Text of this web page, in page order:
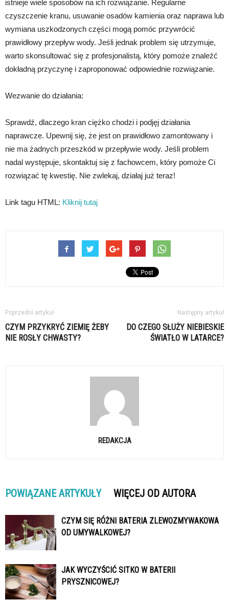
istnieje wiele sposobów na ich rozwiązanie. Regularne
czyszczenie kranu, usuwanie osadów kamienia oraz naprawa lub
wymiana uszkodzonych części mogą pomóc przywrócić
prawidłowy przepływ wody. Jeśli jednak problem się utrzymuje,
warto skonsultować się z profesjonalistą, który pomoże znaleźć
dokładną przyczynę i zaproponować odpowiednie rozwiązanie.
Wezwanie do działania:
Sprawdź, dlaczego kran ciężko chodzi i podjęj działania
naprawcze. Upewnij się, że jest on prawidłowo zamontowany i
nie ma żadnych przeszkód w przepływie wody. Jeśli problem
nadal występuje, skontaktuj się z fachowcem, który pomoże Ci
rozwiązać tę kwestię. Nie zwlekaj, działaj już teraz!
Link tagu HTML: Kliknij tutaj
Poprzedni artykuł
CZYM PRZYKRYĆ ZIEMIĘ ŻEBY
NIE ROSŁY CHWASTY?
Następny artykuł
DO CZEGO SŁUŻY NIEBIESKIE
ŚWIATŁO W LATARCE?
REDAKCJA
POWIĄZANE ARTYKUŁY WIĘCEJ OD AUTORA
CZYM SIĘ RÓŻNI BATERIA ZLEWOZMYWAKOWA
OD UMYWALKOWEJ?
JAK WYCZYŚCIĆ SITKO W BATERII
PRYSZNICOWEJ?